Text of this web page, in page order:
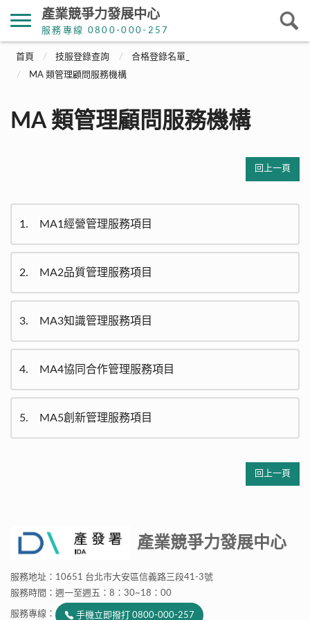
產業競爭力發展中心
服務專線 0800-000-257
首頁 技服登錄查詢
合格登錄名單_
MA 類管理顧問服務機構
MA 類管理顧問服務機構
回上一頁
1 MA1經營管理服務項目
2 MA2品質管理服務項目
3 MA3知識管理服務項目
4 MA4協同合作管理服務項目
5 MA5創新管理服務項目
回上一頁
產業競爭力發展中心
服務地址：10651 台北市大安區信義路三段41-3號
服務時間：週一至週五：8：30~18：00
服務專線： 手機立即撥打 0800-000-257